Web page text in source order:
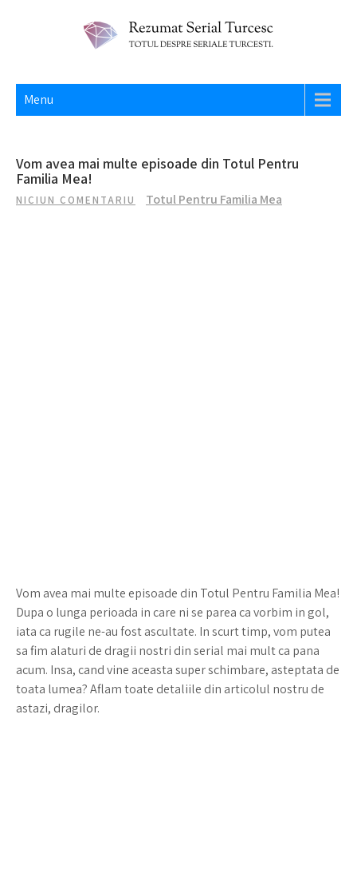
REZUMAT SERIAL TURCESC
Menu
Vom avea mai multe episoade din Totul Pentru
Familia Mea!
NICIUN COMENTARIU Totul Pentru Familia Mea
Vom avea mai multe episoade din Totul Pentru Familia Mea!
Dupa o lunga perioada in care ni se parea ca vorbim in gol,
iata ca rugile ne-au fost ascultate. In scurt timp, vom putea
sa fim alaturi de dragii nostri din serial mai mult ca pana
acum. Insa, cand vine aceasta super schimbare, asteptata de
toata lumea? Aflam toate detaliile din articolul nostru de
astazi, dragilor.